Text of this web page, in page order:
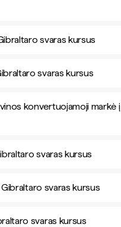
svaras kursus
svaras kursus
konvertuojamoji markė į
svaras kursus
svaras kursus
svaras kursus